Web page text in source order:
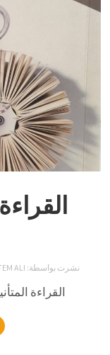
نشرت بواسطة: ALI
القراءة